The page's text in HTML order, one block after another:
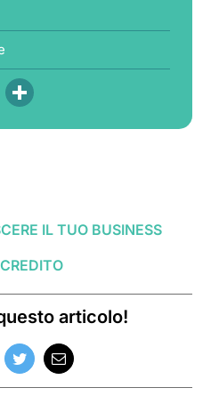
IL TUO BUSINESS
articolo!
TwitterEmail